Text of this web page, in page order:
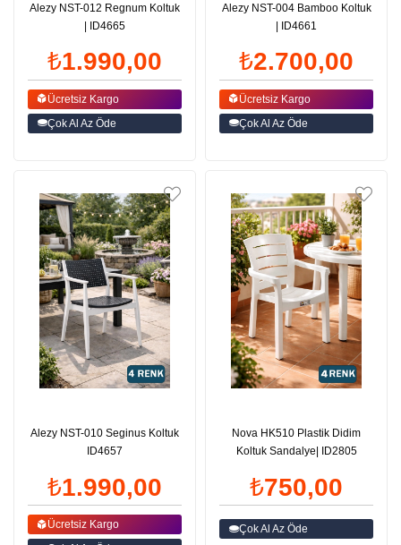
Alezy NST-012 Regnum Koltuk
| ID4665
₺1.990,00
Ücretsiz Kargo
Çok Al Az Öde
Alezy NST-004 Bamboo Koltuk
| ID4661
₺2.700,00
Ücretsiz Kargo
Çok Al Az Öde
Alezy NST-010 Seginus Koltuk
ID4657
₺1.990,00
Ücretsiz Kargo
Nova HK510 Plastik Didim
Koltuk Sandalye| ID2805
₺750,00
Çok Al Az Öde